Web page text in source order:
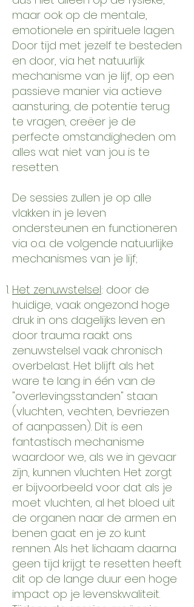
maar ook op de mentale,
emotionele en spirituele lagen.
Door tijd met jezelf te besteden
en door, via het natuurlijk
mechanisme van je lijf, op een
passieve manier via actieve
aansturing, de potentie terug
te vragen, creëer je de
perfecte omstandigheden om
alles wat niet van jou is te
resetten.
De sessies zullen je op alle
vlakken in je leven
ondersteunen en functioneren
via o.a. de volgende natuurlijke
mechanismes van je lijf;
Het zenuwstelsel: door de
huidige, vaak ongezond hoge
druk in ons dagelijks leven en
door trauma raakt ons
zenuwstelsel vaak chronisch
overbelast. Het blijft als het
ware te lang in één van de
"overlevingsstanden" staan
(vluchten, vechten, bevriezen
of aanpassen). Dit is een
fantastisch mechanisme
waardoor we, als we in gevaar
zijn, kunnen vluchten. Het zorgt
er bijvoorbeeld voor dat als je
moet vluchten, al het bloed uit
de organen naar de armen en
benen gaat en je zo kunt
rennen. Als het lichaam daarna
geen tijd krijgt te resetten heeft
dit op de lange duur een hoge
impact op je levenskwaliteit.